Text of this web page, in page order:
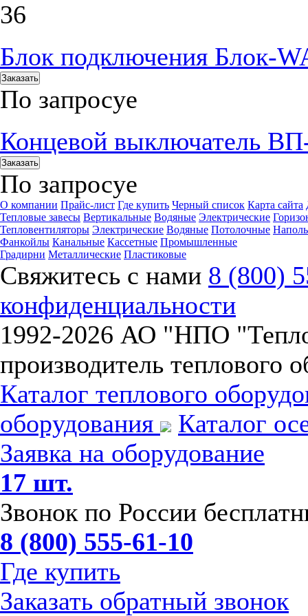
36
Блок подключения Блок-
Заказать
По запросуе
Концевой выключатель
Заказать
По запросуе
О компании Прайс-лист Где купить Черный список Карта сайта
Тепловые завесы Вертикальные Водяные Электрические
Тепловентиляторы Электрические Водяные Потолочные
Фанкойлы Канальные Кассетные Промышленные
Градирни Металлические Пластиковые
Свяжитесь с нами 8 (800)
конфиденциальности
1992-2026 АО "НПО
производитель теплового
Каталог теплового
оборудования
Каталог
Заявка на оборудование
17 шт.
Звонок по России
8 (800) 555-61-10
Где купить
Заказать обратный звонок